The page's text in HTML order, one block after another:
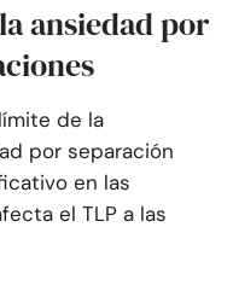
ansiedad por
de la
por separación
en las
el TLP a las